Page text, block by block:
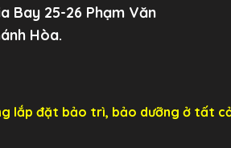
Bay 25-26 Phạm Văn
Hòa.
lắp đặt bảo trì, bảo dưỡng ở tất